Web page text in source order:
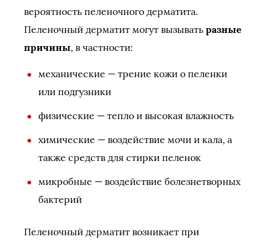
вероятность пеленочного дерматита.
Пеленочный дерматит могут вызывать разные
причины, в частности:
механические — трение кожи о пеленки
или подгузники
физические — тепло и высокая влажность
химические — воздействие мочи и кала, а
также средств для стирки пеленок
микробные — воздействие болезнетворных
бактерий
Пеленочный дерматит возникает при